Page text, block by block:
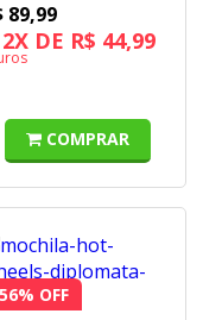
89,99
2X DE R$ 44,99
COMPRAR
56% OFF